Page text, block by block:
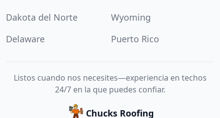
Dakota del Norte
Wyoming
Delaware
Puerto Rico
Listos cuando nos necesites—experiencia en techos
24/7 en la que puedes confiar.
Chucks Roofing